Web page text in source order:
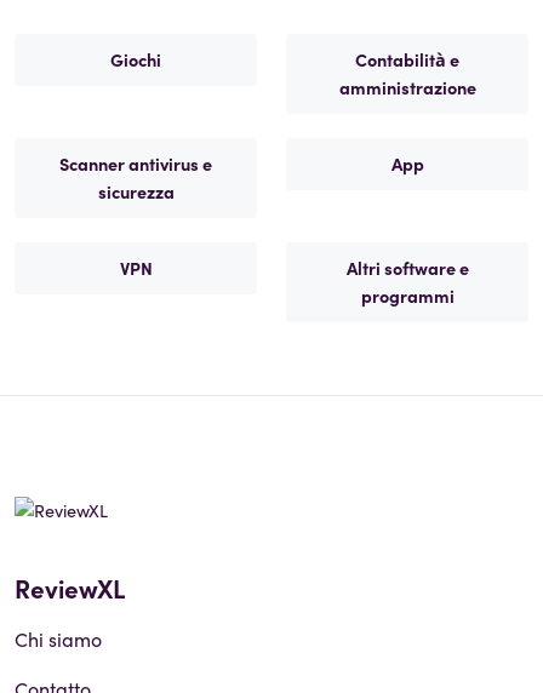
Giochi
Contabilità e
amministrazione
Scanner antivirus e
sicurezza
App
VPN
Altri software e
programmi
ReviewXL
Chi siamo
Contatto